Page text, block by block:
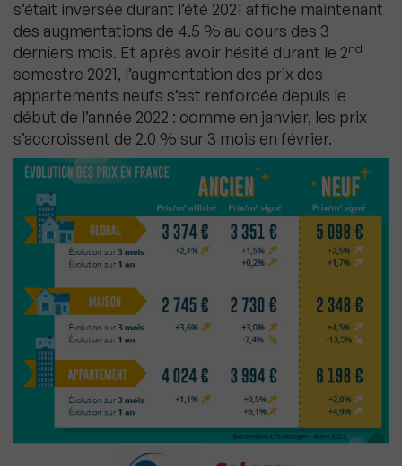
s’était inversée durant l’été 2021 affiche maintenant
des augmentations de 4.5 % au cours des 3
derniers mois. Et après avoir hésité durant le 2nd
semestre 2021, l’augmentation des prix des
appartements neufs s’est renforcée depuis le
début de l’année 2022 : comme en janvier, les prix
s’accroissent de 2.0 % sur 3 mois en février.